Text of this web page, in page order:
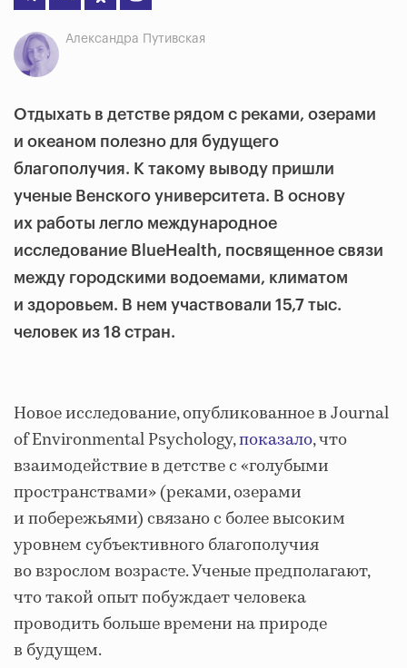
Александра Путивская
Отдыхать в детстве рядом с реками, озерами
и океаном полезно для будущего
благополучия. К такому выводу пришли
ученые Венского университета. В основу
их работы легло международное
исследование BlueHealth, посвященное связи
между городскими водоемами, климатом
и здоровьем. В нем участвовали 15,7 тыс.
человек из 18 стран.
Новое исследование, опубликованное в Journal
of Environmental Psychology,показало, что
взаимодействие в детстве с «голубыми
пространствами» (реками, озерами
и побережьями) связано с более высоким
уровнем субъективного благополучия
во взрослом возрасте. Ученые предполагают,
что такой опыт побуждает человека
проводить больше времени на природе
в будущем.